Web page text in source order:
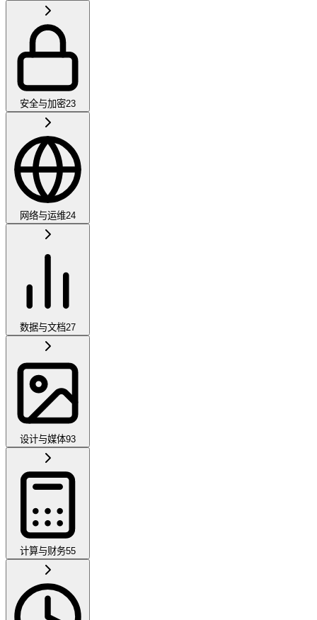
安全与加密23
网络与运维24
数据与文档27
设计与媒体93
计算与财务55